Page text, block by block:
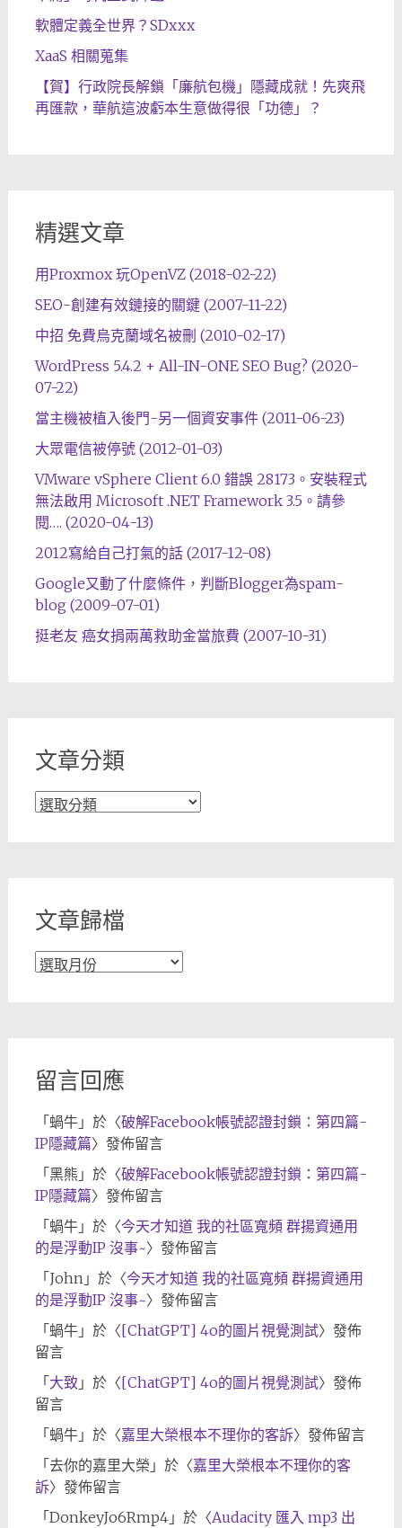
軟體定義全世界？SDxxx
XaaS 相關蒐集
【賀】行政院長解鎖「廉航包機」隱藏成就！先爽飛
再匯款，華航這波虧本生意做得很「功德」？
精選文章
用Proxmox 玩OpenVZ (2018-02-22)
SEO-創建有效鏈接的關鍵 (2007-11-22)
中招 免費烏克蘭域名被刪 (2010-02-17)
WordPress 5.4.2 + All-IN-ONE SEO Bug? (2020-
07-22)
當主機被植入後門-另一個資安事件 (2011-06-23)
大眾電信被停號 (2012-01-03)
VMware vSphere Client 6.0 錯誤 28173。安裝程式
無法啟用 Microsoft .NET Framework 3.5。請參
閱…. (2020-04-13)
2012寫給自己打氣的話 (2017-12-08)
Google又動了什麼條件，判斷Blogger為spam-
blog (2009-07-01)
挺老友 癌女捐兩萬救助金當旅費 (2007-10-31)
文章分類
文
文章歸檔
文
留言回應
「蝸牛」於〈破解Facebook帳號認證封鎖：第四篇-
IP隱藏篇〉發佈留言
「黑熊 」於〈破解Facebook帳號認證封鎖：第四篇-
IP隱藏篇〉發佈留言
「蝸牛」於〈今天才知道 我的社區寬頻 群揚資通用
的是浮動IP 沒事~〉發佈留言
「John 」於〈今天才知道 我的社區寬頻 群揚資通用
的是浮動IP 沒事~〉發佈留言
「蝸牛」於〈[ChatGPT] 4o的圖片視覺測試〉發佈
留言
「大致 」於〈[ChatGPT] 4o的圖片視覺測試〉發佈
留言
「蝸牛」於〈嘉里大榮根本不理你的客訴〉發佈留言
「去你的嘉里大榮 」於〈嘉里大榮根本不理你的客
訴〉發佈留言
「DonkeyJo6Rmp4」於〈Audacity 匯入 mp3 出